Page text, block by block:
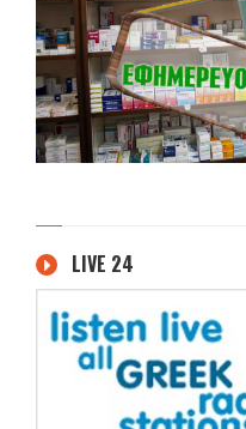
LIVE 24